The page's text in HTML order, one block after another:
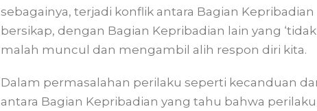
sebagainya, terjadi konflik antara Bagian
bersikap, dengan Bagian Kepribadian lain yang
malah muncul dan mengambil alih respon diri kita.
Dalam permasalahan perilaku seperti kecanduan
antara Bagian Kepribadian yang tahu bahwa